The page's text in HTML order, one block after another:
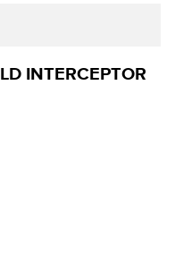
INTERCEPTOR